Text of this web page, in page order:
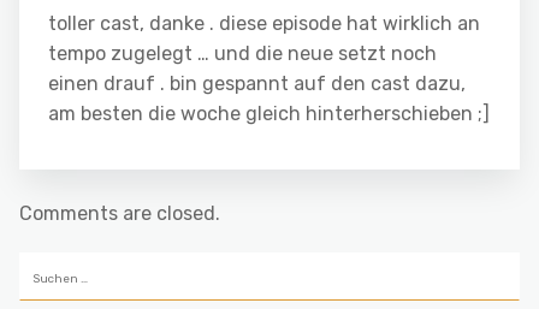
toller cast, danke . diese episode hat wirklich an
tempo zugelegt … und die neue setzt noch
einen drauf . bin gespannt auf den cast dazu,
am besten die woche gleich hinterherschieben ;]
Comments are closed.
nach: